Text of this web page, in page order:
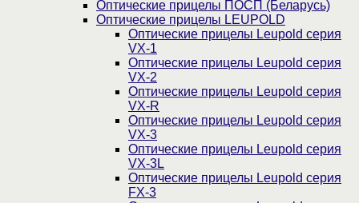
Оптические прицелы ПОСП (Беларусь)
Оптические прицелы LEUPOLD
Оптические прицелы Leupold серия
VX-1
Оптические прицелы Leupold серия
VX-2
Оптические прицелы Leupold серия
VX-R
Оптические прицелы Leupold серия
VX-3
Оптические прицелы Leupold серия
VX-3L
Оптические прицелы Leupold серия
FX-3